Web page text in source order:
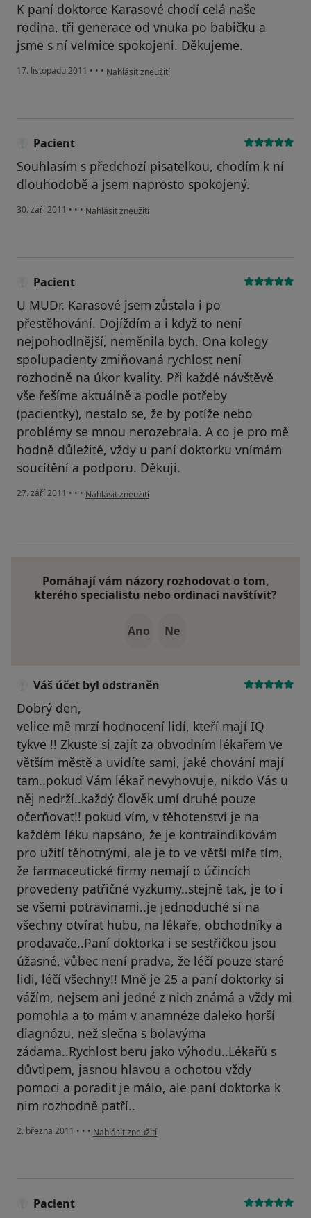
K paní doktorce Karasové chodí celá naše
rodina, tři generace od vnuka po babičku a
jsme s ní velmice spokojeni. Děkujeme.
17. listopadu 2011 • • • podle názoru uživatele Pacient
Nahlásit zneužití
Pacient
Souhlasím s předchozí pisatelkou, chodím k ní
dlouhodobě a jsem naprosto spokojený.
30. září 2011 • • • podle názoru uživatele Pacient
Nahlásit zneužití
Pacient
U MUDr. Karasové jsem zůstala i po
přestěhování. Dojíždím a i když to není
nejpohodlnější, neměnila bych. Ona kolegy
spolupacienty zmiňovaná rychlost není
rozhodně na úkor kvality. Při každé návštěvě
vše řešíme aktuálně a podle potřeby
(pacientky), nestalo se, že by potíže nebo
problémy se mnou nerozebrala. A co je pro mě
hodně důležité, vždy u paní doktorku vnímám
soucítění a podporu. Děkuji.
27. září 2011 • • • podle názoru uživatele Pacient
Nahlásit zneužití
Pomáhají vám názory rozhodovat o tom,
kterého specialistu nebo ordinaci navštívit?
Ano Ne
Váš účet byl odstraněn
Dobrý den,
velice mě mrzí hodnocení lidí, kteří mají IQ
tykve !! Zkuste si zajít za obvodním lékařem ve
větším městě a uvidíte sami, jaké chování mají
tam..pokud Vám lékař nevyhovuje, nikdo Vás u
něj nedrží..každý člověk umí druhé pouze
očerňovat!! pokud vím, v těhotenství je na
každém léku napsáno, že je kontraindikovám
pro užití těhotnými, ale je to ve větší míře tím,
že farmaceutické firmy nemají o účincích
provedeny patřičné vyzkumy..stejně tak, je to i
se všemi potravinami..je jednoduché si na
všechny otvírat hubu, na lékaře, obchodníky a
prodavače..Paní doktorka i se sestřičkou jsou
úžasné, vůbec není pradva, že léčí pouze staré
lidi, léčí všechny!! Mně je 25 a paní doktorky si
vážím, nejsem ani jedné z nich známá a vždy mi
pomohla a to mám v anamnéze daleko horší
diagnózu, než slečna s bolavýma
zádama..Rychlost beru jako výhodu..Lékařů s
důvtipem, jasnou hlavou a ochotou vždy
pomoci a poradit je málo, ale paní doktorka k
nim rozhodně patří..
2. března 2011 • • • podle názoru uživatele Váš účet byl odstraněn
Nahlásit zneužití
Pacient